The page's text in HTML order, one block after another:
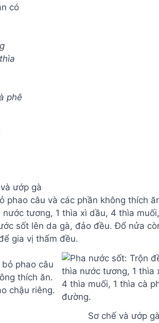
có
phê
ướp gà
phao câu và các phần không thích
tương, 1 thìa xì dầu, 4 thìa
sốt lên da gà, đảo đều. Đổ nửa
gia vị thấm đều.
Sơ chế và ướp gà